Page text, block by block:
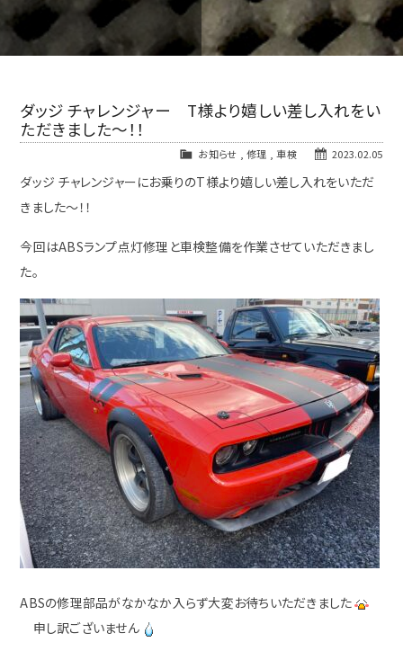
ダッジ チャレンジャー T様より嬉しい差し入れをい
ただきました～！！
2023.02.05
お知らせ ,修理 ,車検
ダッジ チャレンジャーにお乗りのT様より嬉しい差し入れをいただ
きました～！！
今回はABSランプ点灯修理と車検整備を作業させていただきまし
た。
ABSの修理部品がなかなか入らず大変お待ちいただきました
申し訳ございません